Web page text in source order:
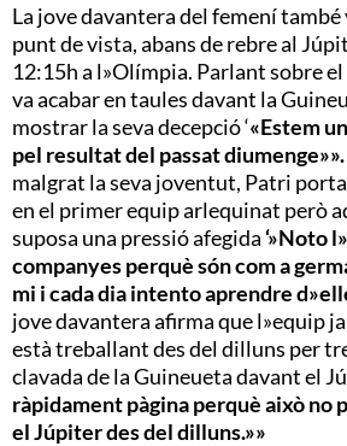
La jove davantera del femení també
punt de vista, abans de rebre al
12:15h a l»Olímpia. Parlant sobre
va acabar en taules davant la
mostrar la seva decepció ‘«Estem
pel resultat del passat diumenge»».
malgrat la seva joventut, Patri
en el primer equip arlequinat però
suposa una pressió afegida ‘»Noto
companyes perquè són com a
mi i cada dia intento aprendre
jove davantera afirma que l»equip
està treballant des del dilluns per
clavada de la Guineueta davant el
ràpidament pàgina perquè això no
el Júpiter des del dilluns.»»